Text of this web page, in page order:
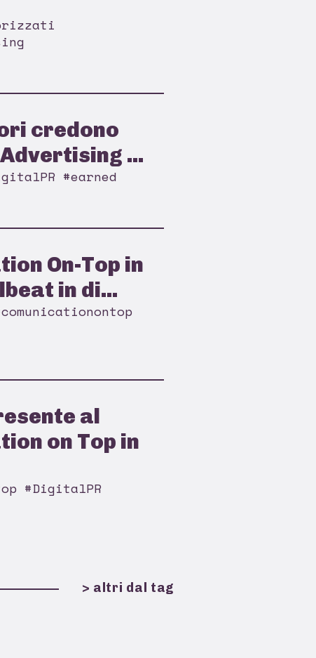
credono
...
#earned
On-Top in
in di...
al
on Top in
#DigitalPR
> altri dal tag